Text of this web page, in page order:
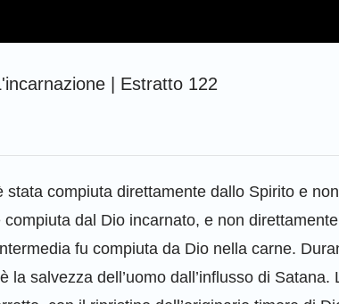
| Estratto 122
stata compiuta direttamente dallo Spirito e
dal Dio incarnato, e non
fu compiuta da Dio nella carne.
salvezza dell’uomo dall’influsso di Satana.